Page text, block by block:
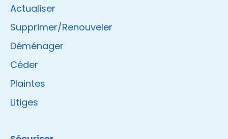
Actualiser
Supprimer/Renouveler
Déménager
Céder
Plaintes
Litiges